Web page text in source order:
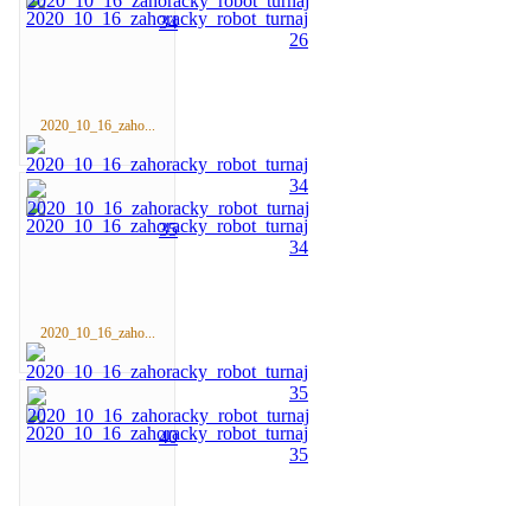
2020_10_16_zaho...
2020_10_16_zaho...